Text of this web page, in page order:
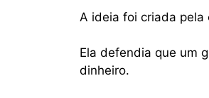
A ideia foi criada pela
Ela defendia que um
dinheiro.